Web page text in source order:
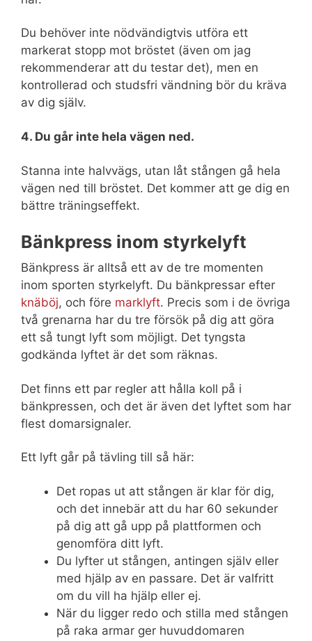
Du behöver inte nödvändigtvis utföra ett
markerat stopp mot bröstet (även om jag
rekommenderar att du testar det), men en
kontrollerad och studsfri vändning bör du kräva
av dig själv.
4. Du går inte hela vägen ned.
Stanna inte halvvägs, utan låt stången gå hela
vägen ned till bröstet. Det kommer att ge dig en
bättre träningseffekt.
Bänkpress inom styrkelyft
Bänkpress är alltså ett av de tre momenten
inom sporten styrkelyft. Du bänkpressar efter
knäböj, och före marklyft. Precis som i de övriga
två grenarna har du tre försök på dig att göra
ett så tungt lyft som möjligt. Det tyngsta
godkända lyftet är det som räknas.
Det finns ett par regler att hålla koll på i
bänkpressen, och det är även det lyftet som har
flest domarsignaler.
Ett lyft går på tävling till så här:
Det ropas ut att stången är klar för dig,
och det innebär att du har 60 sekunder
på dig att gå upp på plattformen och
genomföra ditt lyft.
Du lyfter ut stången, antingen själv eller
med hjälp av en passare. Det är valfritt
om du vill ha hjälp eller ej.
När du ligger redo och stilla med stången
på raka armar ger huvuddomaren